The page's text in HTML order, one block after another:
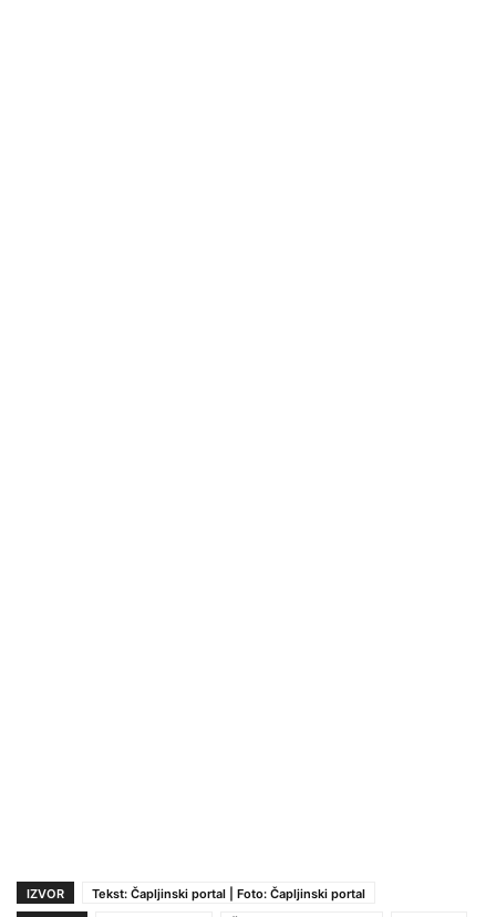
IZVOR
Tekst: Čapljinski portal | Foto: Čapljinski portal